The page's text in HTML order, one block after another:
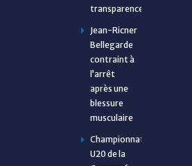
transparence
Jean-Ricner
Bellegarde
contraint à
l’arrêt
après une
blessure
musculaire
Championnat
U20 de la